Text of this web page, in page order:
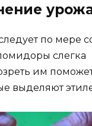
по мере
слегка
им
выделяют